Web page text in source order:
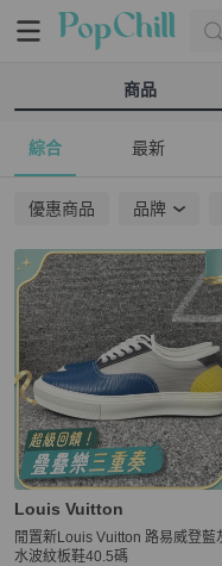
商品
綜合 最新
優惠商品 品牌
Louis Vuitton
閒置新Louis Vuitton 路易威登藍
水波紋板鞋40.5碼